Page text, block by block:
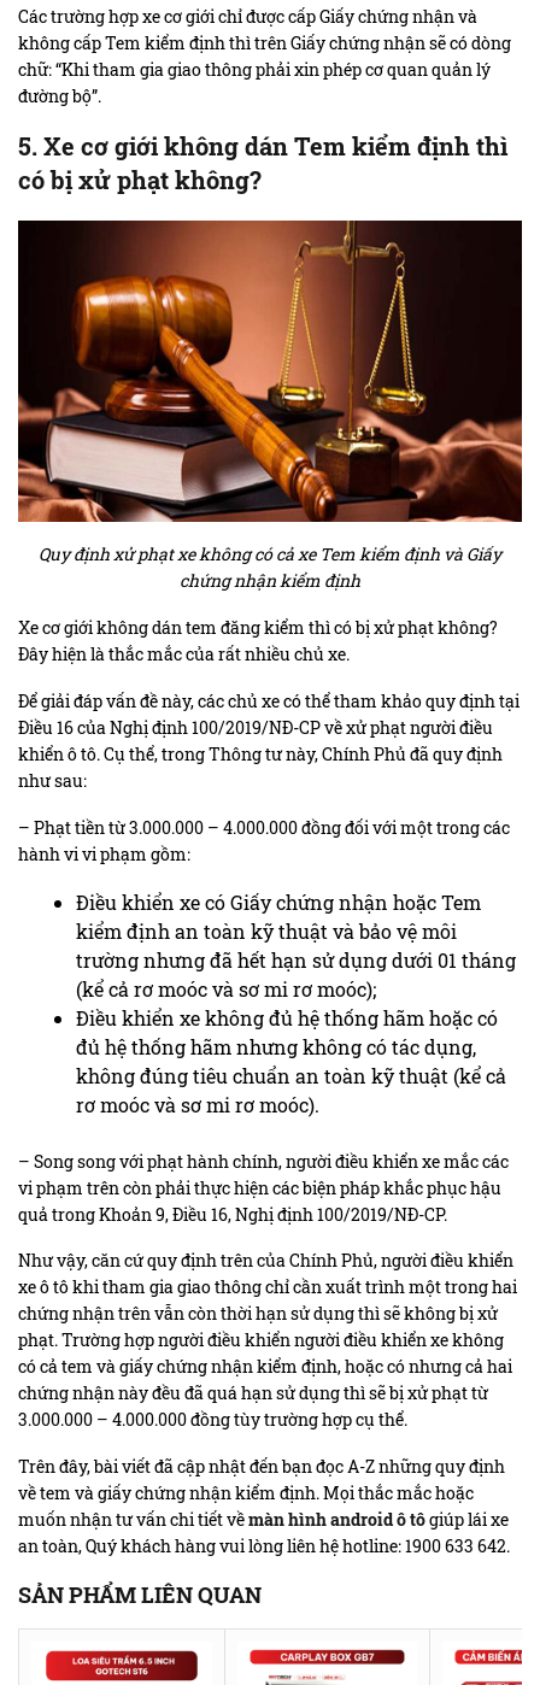
Các trường hợp xe cơ giới chỉ được cấp Giấy chứng nhận và
không cấp Tem kiểm định thì trên Giấy chứng nhận sẽ có dòng
chữ: “Khi tham gia giao thông phải xin phép cơ quan quản lý
đường bộ”.
5. Xe cơ giới không dán Tem kiểm định thì
có bị xử phạt không?
Quy định xử phạt xe không có cả xe Tem kiểm định và Giấy
chứng nhận kiểm định
Xe cơ giới không dán tem đăng kiểm thì có bị xử phạt không?
Đây hiện là thắc mắc của rất nhiều chủ xe.
Để giải đáp vấn đề này, các chủ xe có thể tham khảo quy định tại
Điều 16 của Nghị định 100/2019/NĐ-CP về xử phạt người điều
khiển ô tô. Cụ thể, trong Thông tư này, Chính Phủ đã quy định
như sau:
– Phạt tiền từ 3.000.000 – 4.000.000 đồng đối với một trong các
hành vi vi phạm gồm:
Điều khiển xe có Giấy chứng nhận hoặc Tem
kiểm định an toàn kỹ thuật và bảo vệ môi
trường nhưng đã hết hạn sử dụng dưới 01 tháng
(kể cả rơ moóc và sơ mi rơ moóc);
Điều khiển xe không đủ hệ thống hãm hoặc có
đủ hệ thống hãm nhưng không có tác dụng,
không đúng tiêu chuẩn an toàn kỹ thuật (kể cả
rơ moóc và sơ mi rơ moóc).
– Song song với phạt hành chính, người điều khiển xe mắc các
vi phạm trên còn phải thực hiện các biện pháp khắc phục hậu
quả trong Khoản 9, Điều 16, Nghị định 100/2019/NĐ-CP.
Như vậy, căn cứ quy định trên của Chính Phủ, người điều khiển
xe ô tô khi tham gia giao thông chỉ cần xuất trình một trong hai
chứng nhận trên vẫn còn thời hạn sử dụng thì sẽ không bị xử
phạt. Trường hợp người điều khiển người điều khiển xe không
có cả tem và giấy chứng nhận kiểm định, hoặc có nhưng cả hai
chứng nhận này đều đã quá hạn sử dụng thì sẽ bị xử phạt từ
3.000.000 – 4.000.000 đồng tùy trường hợp cụ thể.
Trên đây, bài viết đã cập nhật đến bạn đọc A-Z những quy định
về tem và giấy chứng nhận kiểm định. Mọi thắc mắc hoặc
muốn nhận tư vấn chi tiết vềmàn hình android ô tôgiúp lái xe
an toàn, Quý khách hàng vui lòng liên hệ hotline: 1900 633 642.
SẢN PHẨM LIÊN QUAN